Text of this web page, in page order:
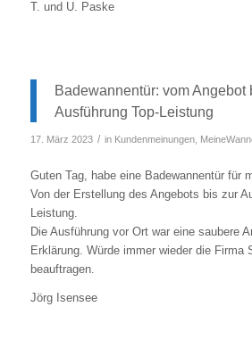
T. und U. Paske
Badewannentür: vom Angebot
Ausführung Top-Leistung
17. März 2023 / in Kundenmeinungen,
Guten Tag, habe eine Badewannentür für
Von der Erstellung des Angebots bis zur
Leistung.
Die Ausführung vor Ort war eine saubere
Erklärung. Würde immer wieder die Firma
beauftragen.
Jörg Isensee